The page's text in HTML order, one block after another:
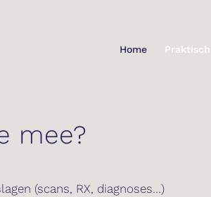
Home Praktisch
mee?
(scans, RX, diagnoses…)